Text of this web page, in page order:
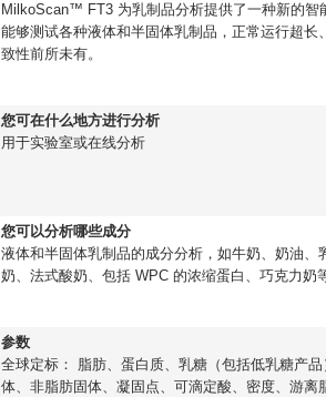
MilkoScan™ FT3 为乳制品分析提供了一种新的智
能够测试各种液体和半固体乳制品，正常运行超长
致性前所未有。
您可在什么地方进行分析
用于实验室或在线分析
您可以分析哪些成分
液体和半固体乳制品的成分分析，如牛奶、奶油、
奶、法式酸奶、包括 WPC 的浓缩蛋白、巧克力奶
参数
全球定标： 脂肪、蛋白质、乳糖（包括低乳糖产品
体、非脂肪固体、凝固点、可滴定酸、密度、游离